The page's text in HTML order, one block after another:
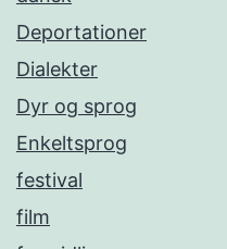
Deportationer
Dialekter
Dyr og sprog
Enkeltsprog
festival
film